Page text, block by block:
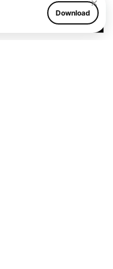
✕
Download